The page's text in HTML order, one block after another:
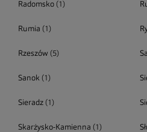
Radomsko (1)
Rumia (1)
Rzeszów (5)
Sanok (1)
Sieradz (1)
Skarżysko-Kamienna (1)